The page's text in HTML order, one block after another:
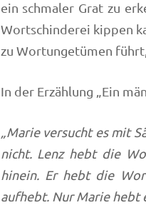
ein schmaler Grat zu
Wortschinderei kippen
zu Wortungetümen
In der Erzählung „Ein
„Marie versucht es mit
nicht. Lenz hebt die
hinein. Er hebt die
aufhebt. Nur Marie hebt